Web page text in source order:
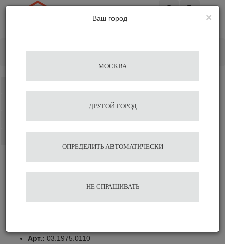
Кофемашина WMF 1500 F
Арт.: 03.1975.0110
×
Ваш город
МОСКВА
ДРУГОЙ ГОРОД
ОПРЕДЕЛИТЬ АВТОМАТИЧЕСКИ
НЕ СПРАШИВАТЬ